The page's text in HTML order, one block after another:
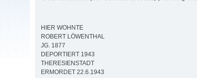
HIER WOHNTE
ROBERT LÖWENTHAL
JG. 1877
DEPORTIERT 1943
THERESIENSTADT
ERMORDET 22.6.1943